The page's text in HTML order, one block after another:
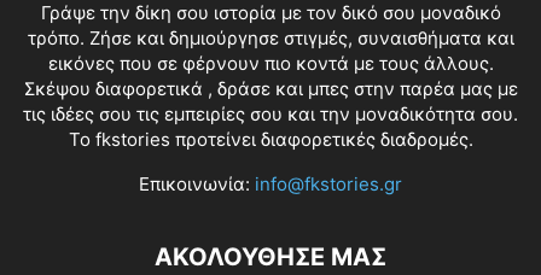
Γράψε την δίκη σου ιστορία με τον δικό σου μοναδικό
τρόπο. Ζήσε και δημιούργησε στιγμές, συναισθήματα και
εικόνες που σε φέρνουν πιο κοντά με τους άλλους.
Σκέψου διαφορετικά , δράσε και μπες στην παρέα μας με
τις ιδέες σου τις εμπειρίες σου και την μοναδικότητα σου.
Το fkstories προτείνει διαφορετικές διαδρομές.
Επικοινωνία: info@fkstories.gr
ΑΚΟΛΟΥΘΗΣΕ ΜΑΣ